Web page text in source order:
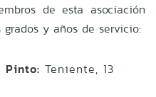
de esta asociación
y años de servicio:
Pinto: Teniente, 13